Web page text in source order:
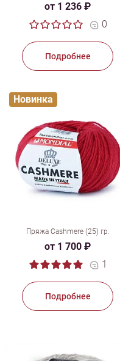
от 1 236 ₽
0
Подробнее
Пряжа Cashmere (25) гр.
от 1 700 ₽
1
Подробнее
Новинка